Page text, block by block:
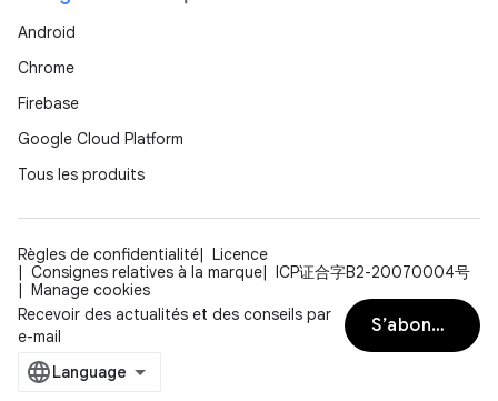
Android
Chrome
Firebase
Google Cloud Platform
Tous les produits
Règles de confidentialité
Licence
Consignes relatives à la marque
ICP证合字B2-20070004号
Manage cookies
Recevoir des actualités et des conseils par
e-mail
S’abonner